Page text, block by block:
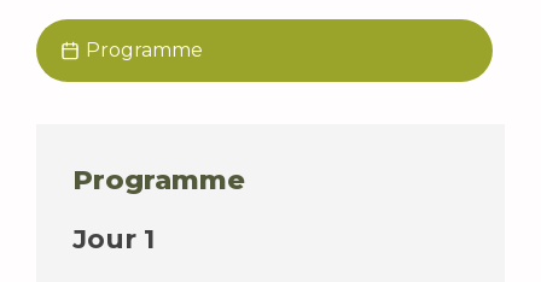
Programme
Programme
Jour 1